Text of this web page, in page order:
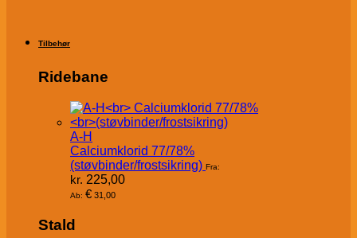
Tilbehør
Ridebane
A-H
Calciumklorid 77/78%
(støvbinder/frostsikring) Fra:
kr. 225,00
Ab: € 31,00
Stald